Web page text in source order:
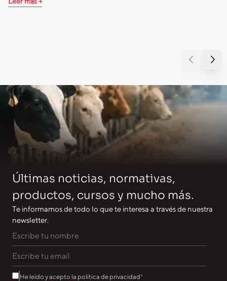
Últimas noticias, normativas,
productos, cursos y mucho más.
Te informamos de todo lo que te interesa a través de nuestra
newsletter.
He leído y acepto la política de privacidad